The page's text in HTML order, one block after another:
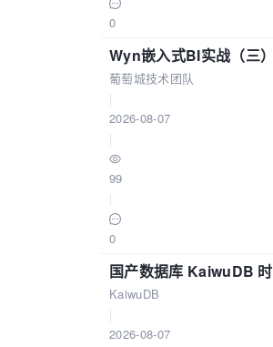
0
Wyn嵌入式BI实战（三
葡萄城技术团队
2026-08-07
99
0
国产数据库 KaiwuDB
KaiwuDB
2026-08-07